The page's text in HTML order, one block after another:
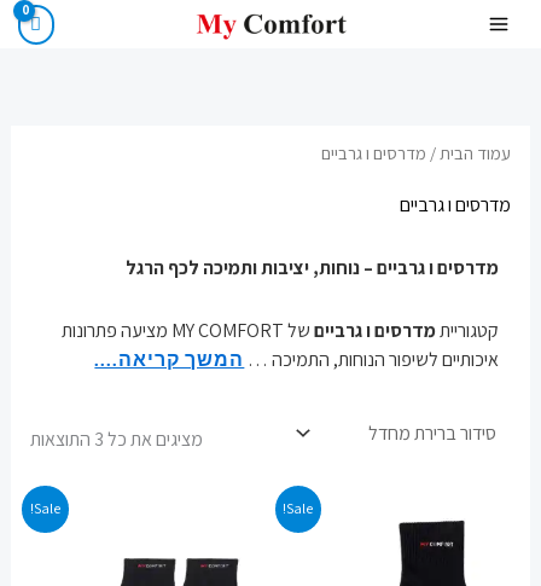
עמוד הבית/ מדרסים ו גרביים
מדרסים ו גרביים
מדרסים ו גרביים – נוחות, יציבות ותמיכה לכף הרגל
קטגורייתמדרסים ו גרביים
של MY COMFORT מציעה פתרונות
איכותיים לשיפור הנוחות, התמיכה… המשך קריאה....
מציגים את כל ⁦3⁩ התוצאות
Sale!
המקורי
היה:
159.00 ₪.
Sale!
159.00 ₪.